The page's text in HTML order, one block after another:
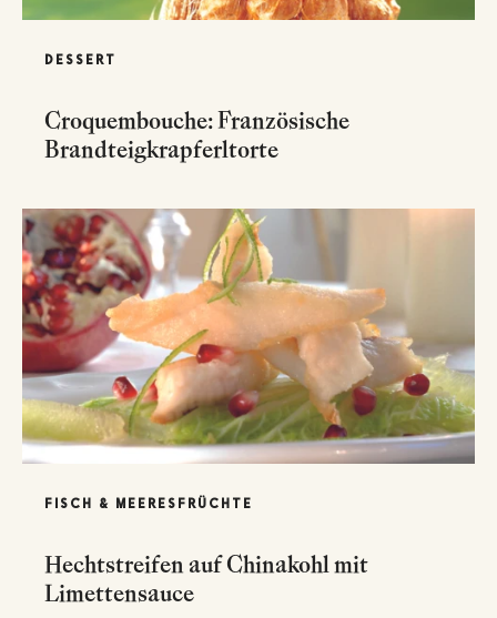
DESSERT
Croquembouche: Französische
Brandteigkrapferltorte
FISCH & MEERESFRÜCHTE
Hechtstreifen auf Chinakohl mit
Limettensauce